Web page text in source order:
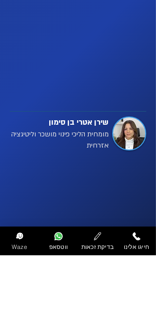
שירן אטרי בן סימון
מומחית הליכי פינוי מושכר וליטיגציה
אזרחית
Waze ווטסאפ בדיקת זכאות חייגו אלינו